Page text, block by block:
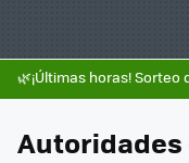
🌿¡Últimas horas!